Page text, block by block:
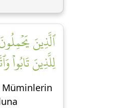
ٱلَّذِينَ
لِلَّذِينَ
Müminlerin